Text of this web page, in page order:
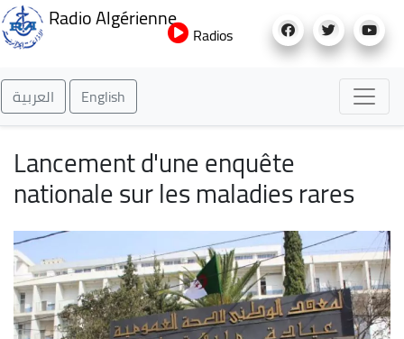
au
Radio Algérienne
Radios
العربية English
Lancement d'une enquête
nationale sur les maladies rares